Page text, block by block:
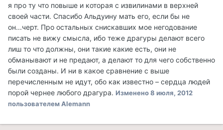
я про ту что повыше и которая с извилинами в верхней
своей части. Спасибо Альдуину мать его, если бы не
он...черт. Про остальных снискавших мое негодование
писать не вижу смысла, ибо теже драгуры делают всего
лиш то что должны, они такие какие есть, они не
обманывают и не предают, а делают то для чего собственно
были созданы. И ни в какое сравнение с выше
перечисленным не идут, обо как известно – сердца людей
порой чернее любого драгура. Изменено8 июля, 2012
пользователем Alemann